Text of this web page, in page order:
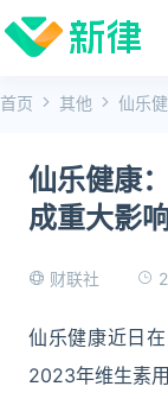
首页 其他 仙乐
仙乐健康
成重大影
财联社
仙乐健康近日
2023年维生素